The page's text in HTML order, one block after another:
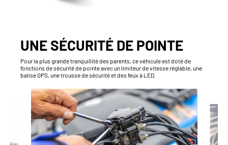
UNE SÉCURITÉ DE POINTE
Pour la plus grande tranquillité des parents, ce véhicule est doté de
fonctions de sécurité de pointe avec un limiteur de vitesse réglable, une
balise GPS, une trousse de sécurité et des feux à LED.